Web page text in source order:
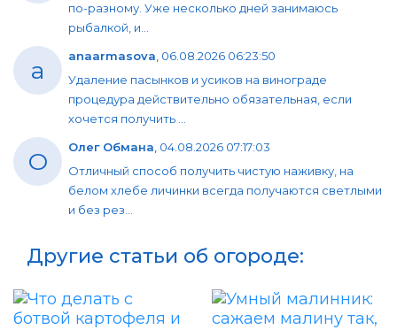
по-разному. Уже несколько дней занимаюсь
рыбалкой, и...
a anaarmasova, 06.08.2026 06:23:50
Удаление пасынков и усиков на винограде
процедура действительно обязательная, если
хочется получить ...
О Олег Обмана, 04.08.2026 07:17:03
Отличный способ получить чистую наживку, на
белом хлебе личинки всегда получаются светлыми
и без рез...
Другие статьи об огороде: